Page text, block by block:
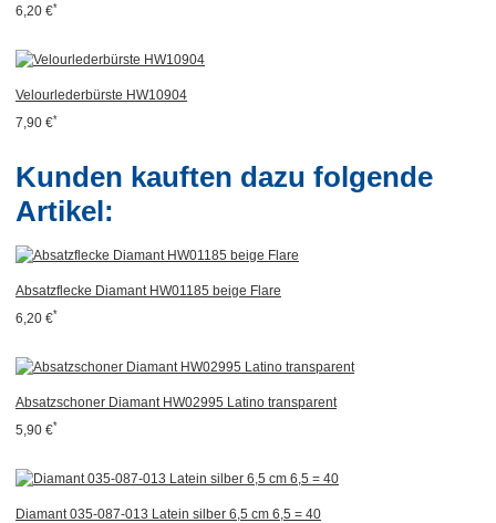
6,20 €*
Velourlederbürste HW10904
7,90 €*
Kunden kauften dazu folgende
Artikel:
Absatzflecke Diamant HW01185 beige Flare
6,20 €*
Absatzschoner Diamant HW02995 Latino transparent
5,90 €*
Diamant 035-087-013 Latein silber 6,5 cm 6,5 = 40